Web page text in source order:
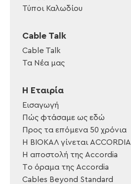
Τύποι Καλωδίου
Cable Talk
Cable Talk
Τα Νέα μας
Η Εταιρία
Εισαγωγή
Πώς φτάσαμε ως εδώ
Προς τα επόμενα 50 χρόνια
Η ΒΙΟΚΑΛ γίνεται ACCORDIA
Η αποστολή της Accordia
Tο όραμα της Accordia
Cables Beyond Standard